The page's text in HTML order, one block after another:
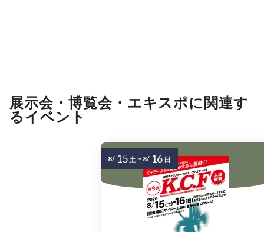
展示会・博覧会・エキスポに関連す
るイベント
8/ 15土~ 8/ 16 日